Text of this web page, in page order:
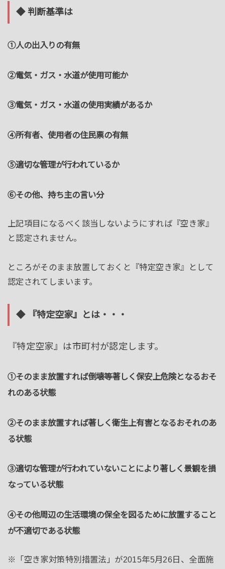
◆ 判断基準は
①人の出入りの有無
②電気・ガス・水道が使用可能か
③電気・ガス・水道の使用実績があるか
④所有者、使用者の住民票の有無
⑤適切な管理が行われているか
⑥その他、持ち主の言い分
上記項目になるべく該当しないようにすれば『空き家』
と認定されません。
ところがそのまま放置しておくと『特定空き家』として
認定されてしまいます。
◆ 『特定空家』とは・・・
『特定空家』は市町村が認定します。
①そのまま放置すれば倒壊等著しく保安上危険となるおそ
れのある状態
②そのまま放置すれば著しく衛生上有害となるおそれのあ
る状態
③適切な管理が行われていないことにより著しく景観を損
なっている状態
④その他周辺の生活環境の保全を図るために放置すること
が不適切である状態
※「空き家対策特別措置法」が2015年5月26日、全面施